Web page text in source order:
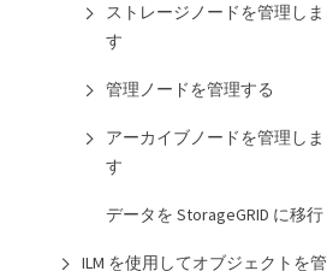
ストレージノードを管理しま
す
管理ノードを管理する
アーカイブノードを管理しま
す
データを StorageGRID に移行
ILM を使用してオブジェクトを管